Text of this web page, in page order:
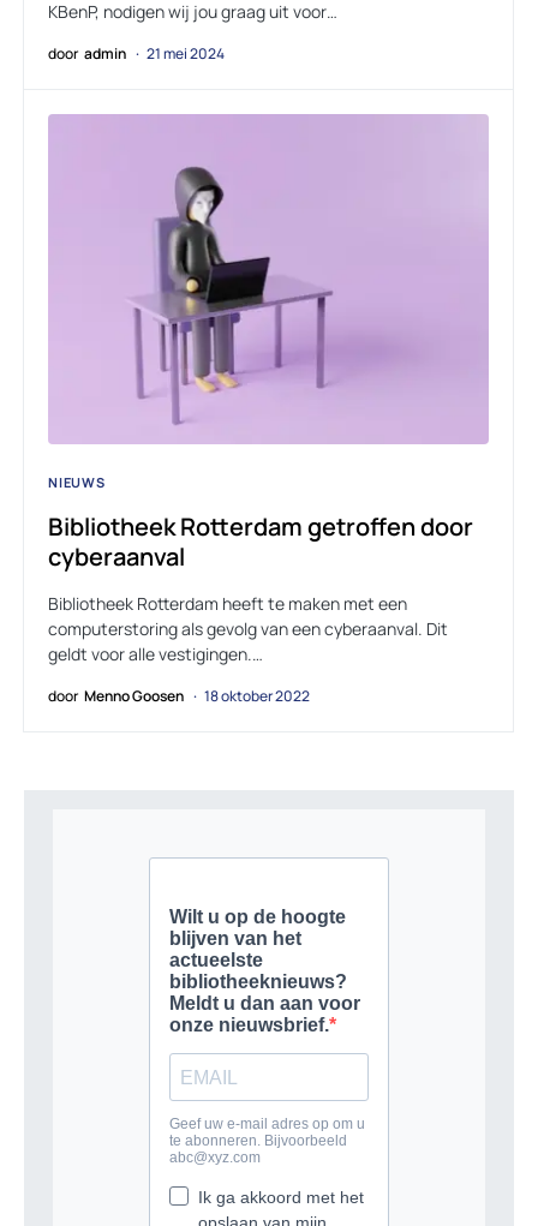
KBenP, nodigen wij jou graag uit voor…
door admin 21 mei 2024
NIEUWS
Bibliotheek Rotterdam getroffen door
cyberaanval
Bibliotheek Rotterdam heeft te maken met een
computerstoring als gevolg van een cyberaanval. Dit
geldt voor alle vestigingen.…
door Menno Goosen 18 oktober 2022